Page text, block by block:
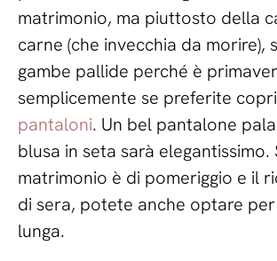
matrimonio, ma piuttosto della
carne (che invecchia da morire),
gambe pallide perché è
semplicemente se preferite
pantaloni. Un bel pantalone
blusa in seta sarà elegantissimo.
matrimonio è di pomeriggio e il
di sera, potete anche optare
lunga.